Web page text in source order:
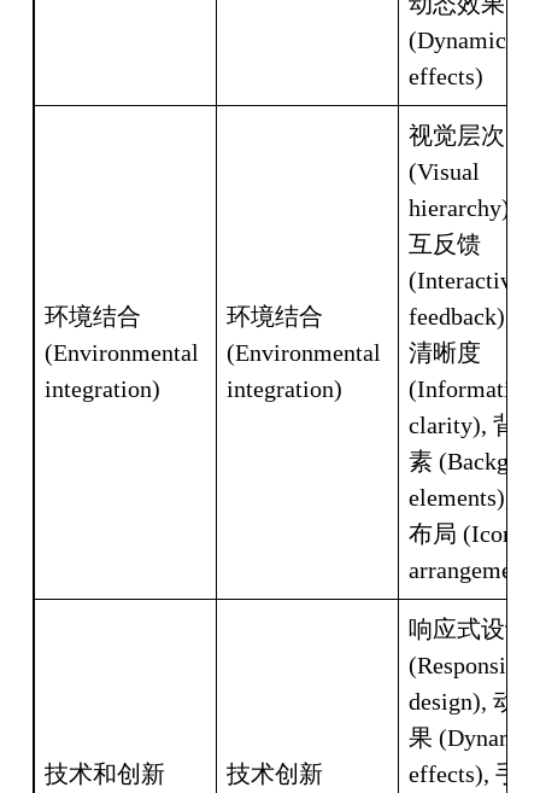
(Dynamic
effects)
环境结合
(Environmental
integration)
环境结合
(Environmental
integration)
视觉层次
(Visual
hierarchy),
互反馈
(Interactive
feedback),
清晰度
(Information
clarity), 背
素
elements),
布局 (Icon
arrangement)
技术和创新
技术创新
响应式设计
(Responsive
design), 动
果 (Dynamic
effects), 手